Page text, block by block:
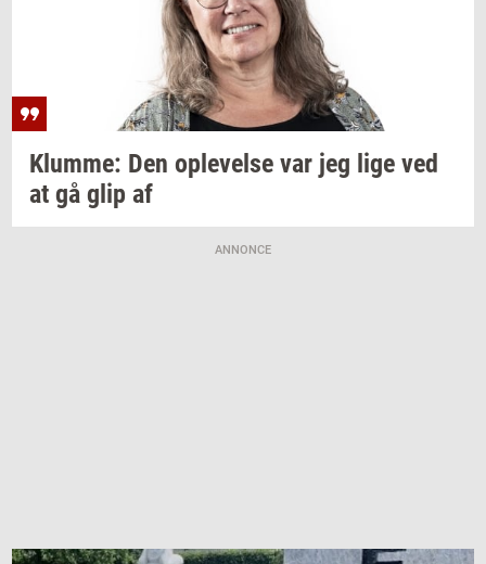
Klum­me: Den op­le­vel­se var jeg lige ved
at gå glip af
ANNONCE